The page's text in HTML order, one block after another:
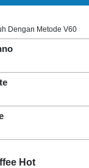
Dengan Metode V60
Hot